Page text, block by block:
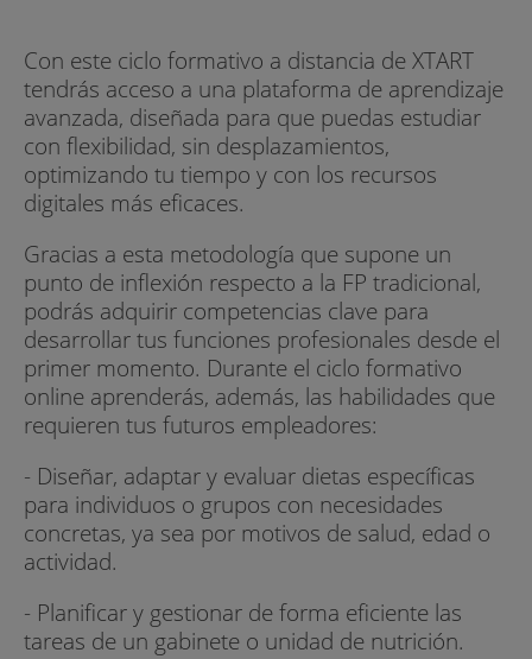
Con este ciclo formativo a distancia de XTART
tendrás acceso a una plataforma de aprendizaje
avanzada, diseñada para que puedas estudiar
con flexibilidad, sin desplazamientos,
optimizando tu tiempo y con los recursos
digitales más eficaces.
Gracias a esta metodología que supone un
punto de inflexión respecto a la FP tradicional,
podrás adquirir competencias clave para
desarrollar tus funciones profesionales desde el
primer momento. Durante el ciclo formativo
online aprenderás, además, las habilidades que
requieren tus futuros empleadores:
- Diseñar, adaptar y evaluar dietas específicas
para individuos o grupos con necesidades
concretas, ya sea por motivos de salud, edad o
actividad.
- Planificar y gestionar de forma eficiente las
tareas de un gabinete o unidad de nutrición.